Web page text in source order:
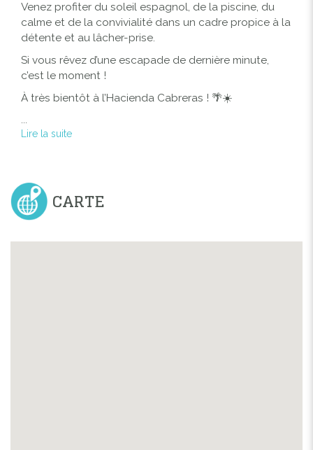
Venez profiter du soleil espagnol, de la piscine, du
calme et de la convivialité dans un cadre propice à la
détente et au lâcher-prise.
Si vous rêvez d’une escapade de dernière minute,
c’est le moment !
À très bientôt à l’Hacienda Cabreras ! 🌴☀️
Lire la suite
CARTE